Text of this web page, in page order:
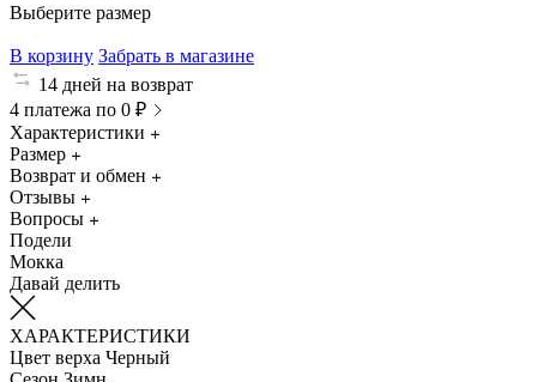
Выберите размер
В корзину Забрать в магазине
14 дней на возврат
4 платежа по 0 ₽
Характеристики
Размер
Возврат и обмен
Отзывы
Вопросы
Подели
Мокка
Давай делить
ХАРАКТЕРИСТИКИ
Цвет верха Черный